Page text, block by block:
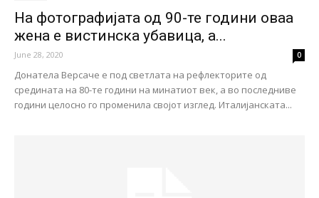
На фотографијата од 90-те години оваа
жена е вистинска убавица, а...
June 28, 2020 0
Донатела Версаче е под светлата на рефлекторите од
средината на 80-те години на минатиот век, а во последниве
години целосно го променила својот изглед. Италијанската...